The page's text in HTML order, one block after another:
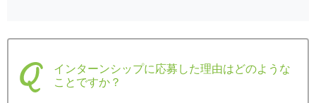
インターンシップに応募した理由はどのような
ことですか？